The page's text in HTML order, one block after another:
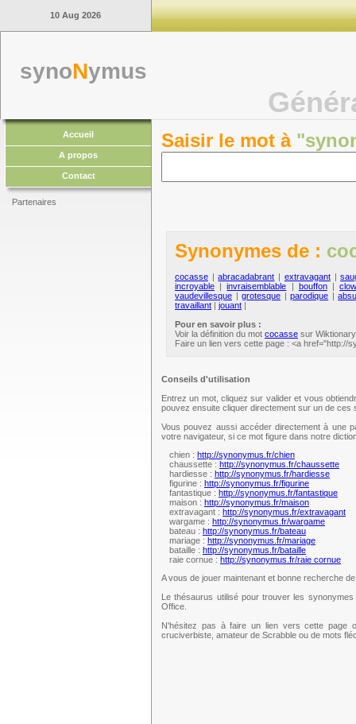
10 Aug 2026
synoNymus
Accueil
A propos
Contact
Partenaires
Saisir le mot à
Synonymes de :
cocasse |abracadabrant | extravagant|
incroyable |invraisemblable | bouffon|
vaudevillesque |grotesque |parodique |
travaillant | jouant |
Pour en savoir plus :
Voir la définition du mot cocasse sur
Faire un lien vers cette page : <a href="http://
Conseils d'utilisation
Entrez un mot, cliquez sur valider et vous
pouvez ensuite cliquer directement sur un de
Vous pouvez aussi accéder directement à une
votre navigateur, si ce mot figure dans notre
chien : http://synonymus.fr/chien
chaussette : http://synonymus.fr/chaussette
hardiesse : http://synonymus.fr/hardiesse
figurine : http://synonymus.fr/figurine
fantastique : http://synonymus.fr/fantastique
maison : http://synonymus.fr/maison
extravagant : http://synonymus.fr/extravagant
wargame : http://synonymus.fr/wargame
bateau : http://synonymus.fr/bateau
mariage : http://synonymus.fr/mariage
bataille : http://synonymus.fr/bataille
raie cornue : http://synonymus.fr/raie cornue
A vous de jouer maintenant et bonne recherche
Le thésaurus utilisé pour trouver les
Office.
N'hésitez pas à faire un lien vers cette
cruciverbiste, amateur de Scrabble ou de mots